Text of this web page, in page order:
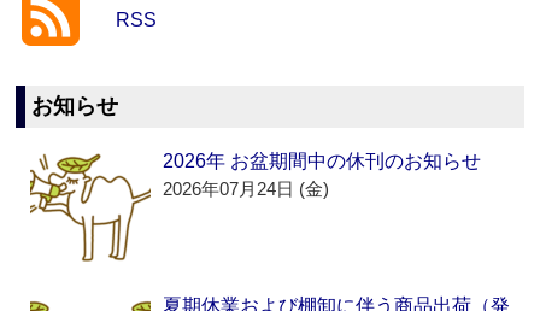
RSS
お知らせ
2026年 お盆期間中の休刊のお知らせ
2026年07月24日 (金)
夏期休業および棚卸に伴う商品出荷（発